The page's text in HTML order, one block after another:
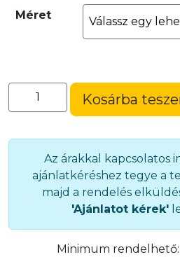
Méret
Lábujj
terpesztő
mennyiség
Kosárba
Az árakkal kapcsolatos
ajánlatkéréshez tegye a
majd a rendelés
'Ajánlatot kérek'
Minimum rendelhető: